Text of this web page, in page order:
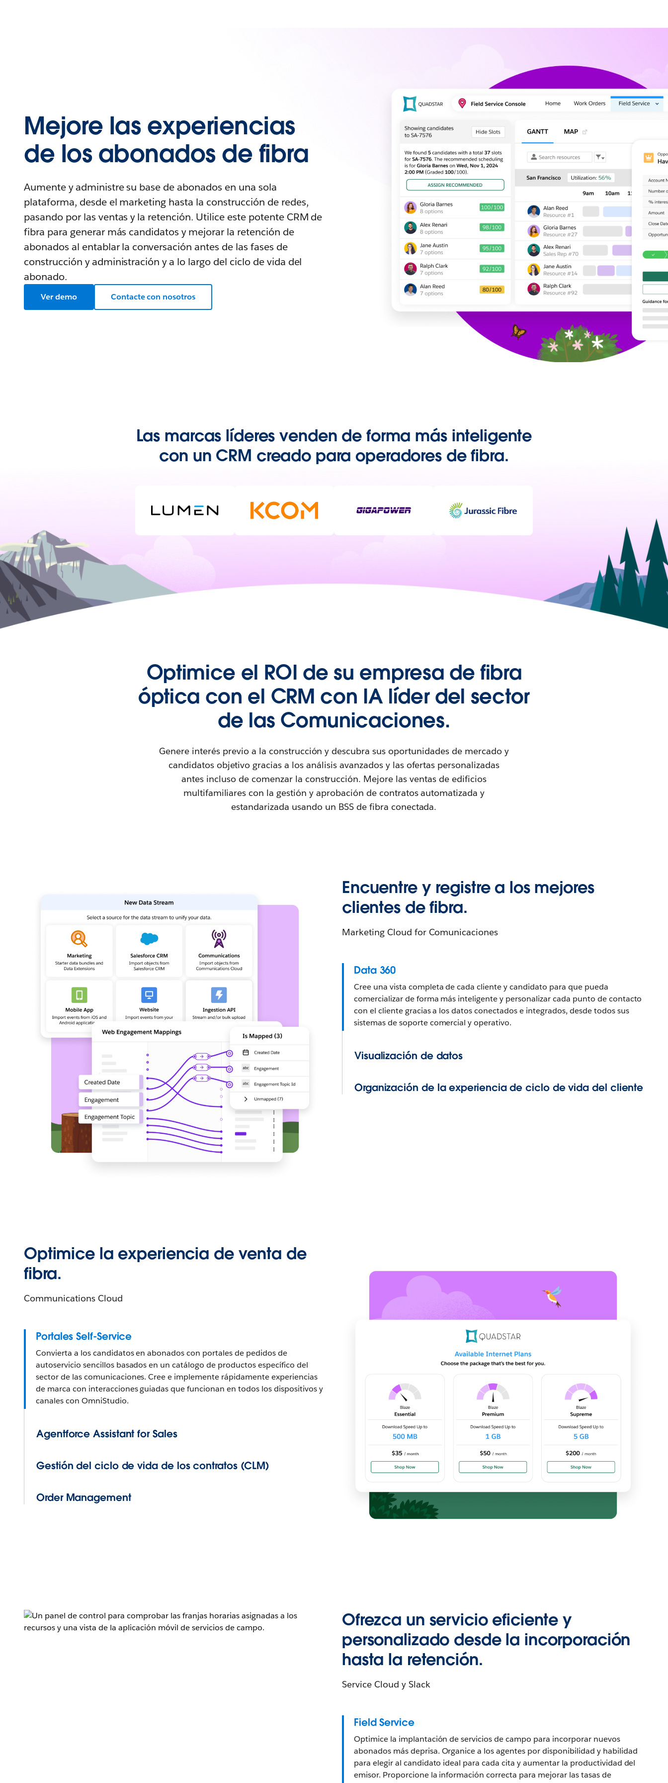
Mejore las experiencias
de los abonados de fibra
Aumente y administre su base de abonados en una sola
plataforma, desde el marketing hasta la construcción de redes,
pasando por las ventas y la retención. Utilice este potente CRM de
fibra para generar más candidatos y mejorar la retención de
abonados al entablar la conversación antes de las fases de
construcción y administración y a lo largo del ciclo de vida del
abonado.
Ver demo Contacte con nosotros
Las marcas líderes venden de forma más inteligente
con un CRM creado para operadores de fibra.
Optimice el ROI de su empresa de fibra
óptica con el CRM con IA líder del sector
de las Comunicaciones.
Genere interés previo a la construcción y descubra sus oportunidades de mercado y
candidatos objetivo gracias a los análisis avanzados y las ofertas personalizadas
antes incluso de comenzar la construcción. Mejore las ventas de edificios
multifamiliares con la gestión y aprobación de contratos automatizada y
estandarizada usando un BSS de fibra conectada.
Encuentre y registre a los mejores
clientes de fibra.
Marketing Cloud for Comunicaciones
Data 360
Cree una vista completa de cada cliente y candidato para que pueda
comercializar de forma más inteligente y personalizar cada punto de contacto
con el cliente gracias a los datos conectados e integrados, desde todos sus
sistemas de soporte comercial y operativo.
Visualización de datos
Organización de la experiencia de ciclo de vida del cliente
Optimice la experiencia de venta de
fibra.
Communications Cloud
Portales Self-Service
Convierta a los candidatos en abonados con portales de pedidos de
autoservicio sencillos basados en un catálogo de productos específico del
sector de las comunicaciones. Cree e implemente rápidamente experiencias
de marca con interacciones guiadas que funcionan en todos los dispositivos y
canales con OmniStudio.
Agentforce Assistant for Sales
Gestión del ciclo de vida de los contratos (CLM)
Order Management
Ofrezca un servicio eficiente y
personalizado desde la incorporación
hasta la retención.
Service Cloud y Slack
Field Service
Optimice la implantación de servicios de campo para incorporar nuevos
abonados más deprisa. Organice a los agentes por disponibilidad y habilidad
para elegir al candidato ideal para cada cita y aumentar la productividad del
emisor. Proporcione la información correcta para mejorar las tasas de